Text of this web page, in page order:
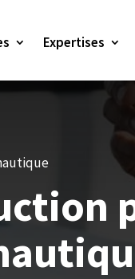
Expertises